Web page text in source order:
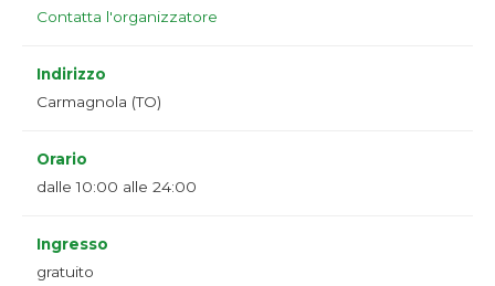
Contatta l'organizzatore
Indirizzo
Carmagnola (TO)
Orario
dalle 10:00 alle 24:00
Ingresso
gratuito